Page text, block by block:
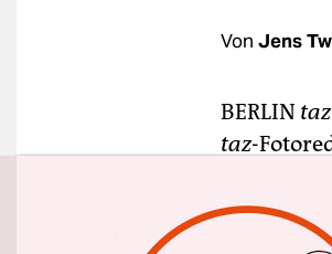
Von Jens
BERLIN taz
taz-
anbot,